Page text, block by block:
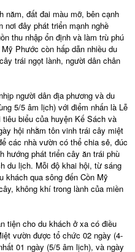
năm, đất đai màu mỡ, bên cạnh
đây phát triển mạnh nghề
thu nhập ổn định và làm trù phú
Phước còn hấp dẫn nhiều du
trái ngọt lành, người dân chân
người dân địa phương và du
5/5 âm lịch) với điểm nhấn là Lễ
biểu của huyện Kế Sách và
hội nhằm tôn vinh trái cây miệt
các nhà vườn có thể chia sẻ, đúc
hướng phát triển cây ăn trái phù
du lịch. Mỗi độ khai hội, từ sáng
khách qua sông đến Cồn Mỹ
không khí trong lành của miền
tiện cho du khách ở xa có điều
vườn được tổ chức 02 ngày (4-
01 ngày (5/5 âm lịch), và ngày